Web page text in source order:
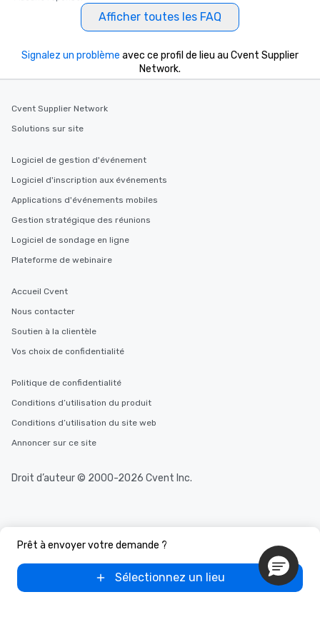
Afficher toutes les FAQ
Prêt à envoyer votre demande ?
Sélectionnez un lieu
Signalez un problème avec ce profil de lieu au Cvent Supplier
Network.
Cvent Supplier Network
Solutions sur site
Logiciel de gestion d'événement
Logiciel d'inscription aux événements
Applications d'événements mobiles
Gestion stratégique des réunions
Logiciel de sondage en ligne
Plateforme de webinaire
Accueil Cvent
Nous contacter
Soutien à la clientèle
Vos choix de confidentialité
Politique de confidentialité
Conditions d’utilisation du produit
Conditions d’utilisation du site web
Annoncer sur ce site
Droit d’auteur © 2000-2026 Cvent Inc.